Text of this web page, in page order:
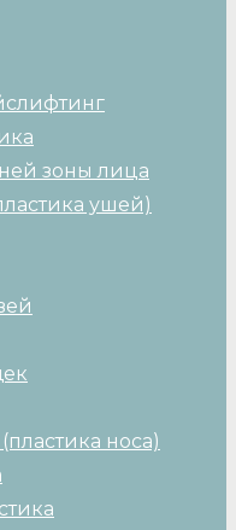
зоны лица
ушей)
носа)